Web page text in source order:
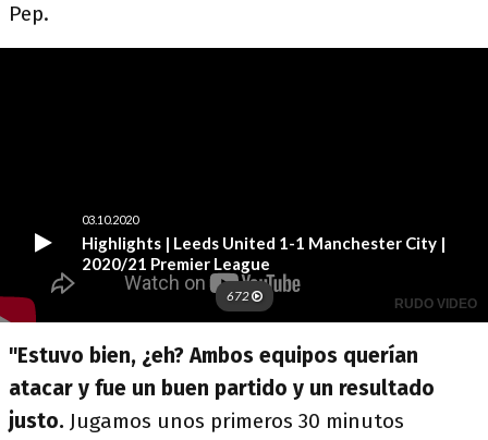
Pep.
"Estuvo bien, ¿eh? Ambos equipos querían
atacar y fue un buen partido y un resultado
justo. Jugamos unos primeros 30 minutos